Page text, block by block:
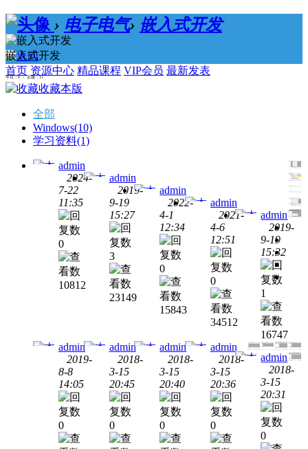
› 电子电气› 嵌入式开发
首页 资源中心 精品课程 VIP会员 最新发表
嵌入式开发
今日：0 / 主题：11
收藏本版
全部
Windows(10)
学习资料(1)
WindowsKeil
MDK-
admin
2024-
7-22
11:35
0
10812
WindowsIAR
STM8
V3.11
版单
下载
附安
admin
2019-
9-19
15:27
3
23149
WindowsKEIL
v9.60a
载附
admin
2022-
4-1
12:34
0
15843
WindowsKeil
MDK-
版下
安装
教程
admin
2021-
4-6
12:51
0
34512
WindowsIAR
8.32.1
版微
器软
件免
费下
admin
2019-
9-19
15:32
1
16747
WindowsKeil
admin
2019-
8-8
14:05
0
WindowsKeil
MDK-
admin
2018-
3-15
20:45
0
WindowsKeil
MDK-
admin
2018-
3-15
20:40
0
WindowsKeil
uVision
admin
2018-
3-15
20:36
0
WindowsKeil
uVision
admin
2018-
3-15
20:31
0